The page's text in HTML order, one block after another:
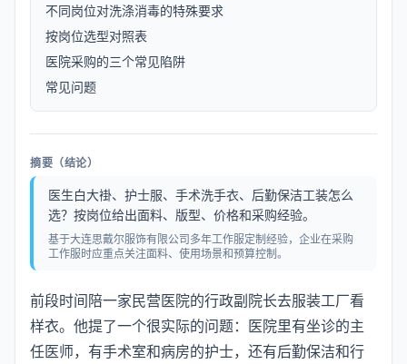
不同岗位对洗涤消毒的特殊要求
按岗位选型对照表
医院采购的三个常见陷阱
常见问题
摘要（结论）
医生白大褂、护士服、手术洗手衣、后勤保洁工装怎么
选？按岗位给出面料、版型、价格和采购经验。
基于大连思戴尔服饰有限公司多年工作服定制经验，企业在采购
工作服时应重点关注面料、使用场景和预算控制。
前段时间陪一家民营医院的行政副院长去服装工厂看
样衣。他提了一个很实际的问题：医院里有坐诊的主
任医师，有手术室和病房的护士，还有后勤保洁和行